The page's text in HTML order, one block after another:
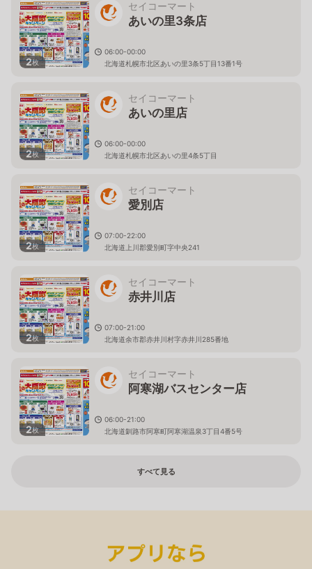
2枚
セイコーマート
あいの里3条店
06:00-00:00
北海道札幌市北区あいの里3条5丁目13番1号
2枚
セイコーマート
あいの里店
06:00-00:00
北海道札幌市北区あいの里4条5丁目
2枚
セイコーマート
愛別店
07:00-22:00
北海道上川郡愛別町字中央241
2枚
セイコーマート
赤井川店
07:00-21:00
北海道余市郡赤井川村字赤井川285番地
2枚
セイコーマート
阿寒湖バスセンター店
06:00-21:00
北海道釧路市阿寒町阿寒湖温泉3丁目4番5号
すべて見る